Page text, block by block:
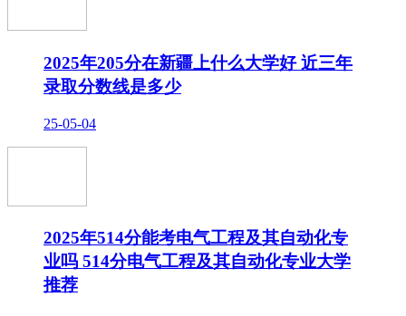
2025年205分在新疆上什么大学好 近三年
录取分数线是多少
25-05-04
2025年514分能考电气工程及其自动化专
业吗 514分电气工程及其自动化专业大学
推荐